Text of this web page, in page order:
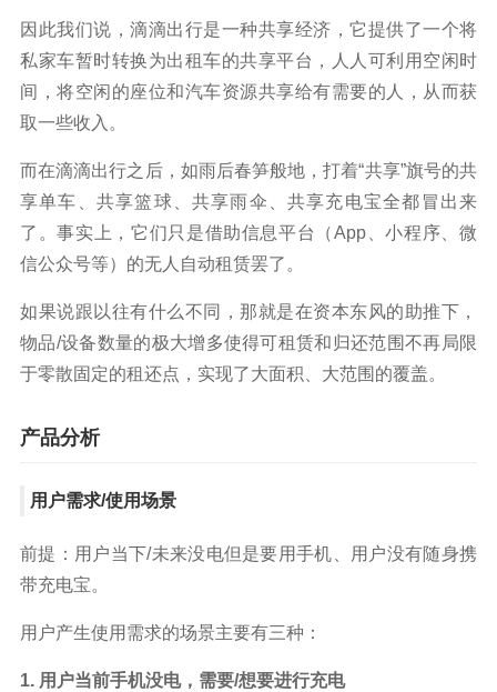
因此我们说，滴滴出行是一种共享经济，它提供了一个将
私家车暂时转换为出租车的共享平台，人人可利用空闲时
间，将空闲的座位和汽车资源共享给有需要的人，从而获
取一些收入。
而在滴滴出行之后，如雨后春笋般地，打着“共享”旗号的共
享单车、共享篮球、共享雨伞、共享充电宝全都冒出来
了。事实上，它们只是借助信息平台（App、小程序、微
信公众号等）的无人自动租赁罢了。
如果说跟以往有什么不同，那就是在资本东风的助推下，
物品/设备数量的极大增多使得可租赁和归还范围不再局限
于零散固定的租还点，实现了大面积、大范围的覆盖。
产品分析
用户需求/使用场景
前提：用户当下/未来没电但是要用手机、用户没有随身携
带充电宝。
用户产生使用需求的场景主要有三种：
1. 用户当前手机没电，需要/想要进行充电